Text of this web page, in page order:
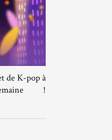
de K-pop à
!